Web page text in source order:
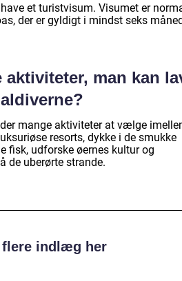
et turistvisum. Visumet er
der er gyldigt i mindst seks
aktiviteter, man kan
mange aktiviteter at vælge
resorts, dykke i de smukke
fisk, udforske øernes kultur og
de uberørte strande.
indlæg her